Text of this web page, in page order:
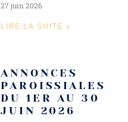
27 juin 2026
LIRE LA SUITE »
ANNONCES
PAROISSIALES
DU 1ER AU 30
JUIN 2026